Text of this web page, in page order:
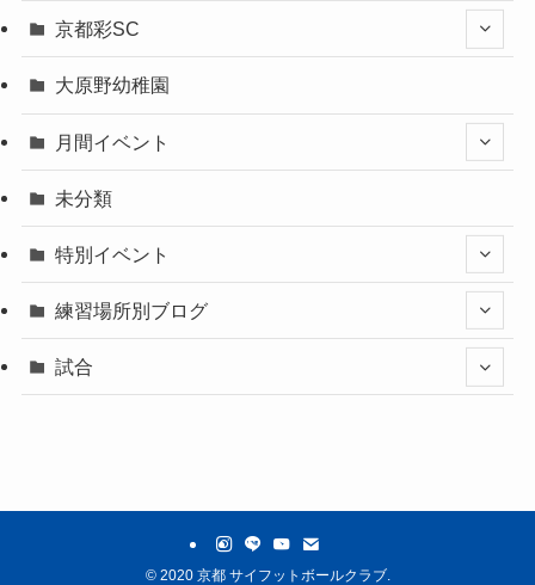
京都彩SC
大原野幼稚園
月間イベント
未分類
特別イベント
練習場所別ブログ
試合
©2020 京都 サイフットボールクラブ.